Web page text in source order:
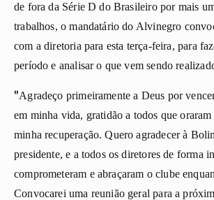
de fora da Série D do Brasileiro por mais
trabalhos, o mandatário do Alvinegro
com a diretoria para esta terça-feira, para
período e analisar o que vem sendo
"Agradeço primeiramente a Deus por
em minha vida, gratidão a todos que oraram
minha recuperação. Quero agradecer à
presidente, e a todos os diretores de forma
comprometeram e abraçaram o clube
Convocarei uma reunião geral para a